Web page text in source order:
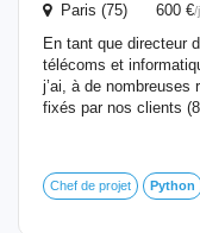
Paris (75) 600 €/
En tant que directeur
télécoms et
j’ai, à de
fixés par nos clients
Chef de projet Python